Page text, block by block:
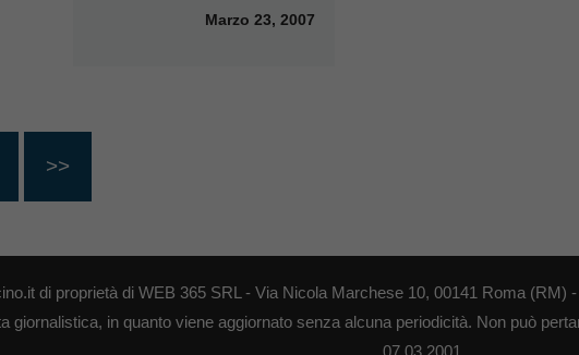
Marzo 23, 2007
>>
di proprietà di WEB 365 SRL - Via Nicola Marchese 10, 00141 Roma (RM)
giornalistica, in quanto viene aggiornato senza alcuna periodicità. Non può
07.03.2001